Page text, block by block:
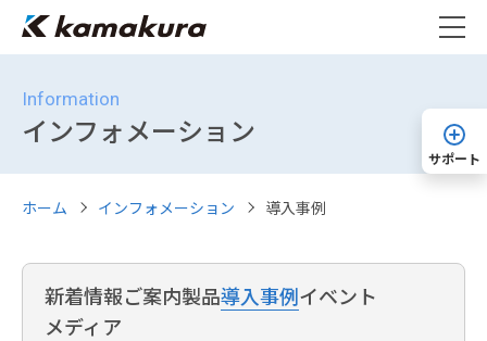
Information
インフォメーション
ホーム インフォメーション 導入事例
新着情報ご案内製品導入事例イベント
メディア
サポート